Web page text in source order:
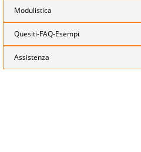
Modulistica
Quesiti-FAQ-Esempi
Assistenza